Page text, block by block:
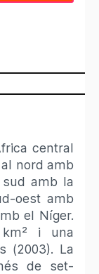
central
nord amb
amb la
oest amb
el Níger.
km² i una
(2003). La
de set-